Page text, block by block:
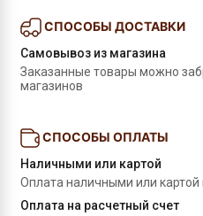
СПОСОБЫ ДОСТАВКИ
Самовывоз из магазина
Заказанные товары можно
магазинов
СПОСОБЫ ОПЛАТЫ
Наличными или картой
Оплата наличными или картой
Оплата на расчетный счет